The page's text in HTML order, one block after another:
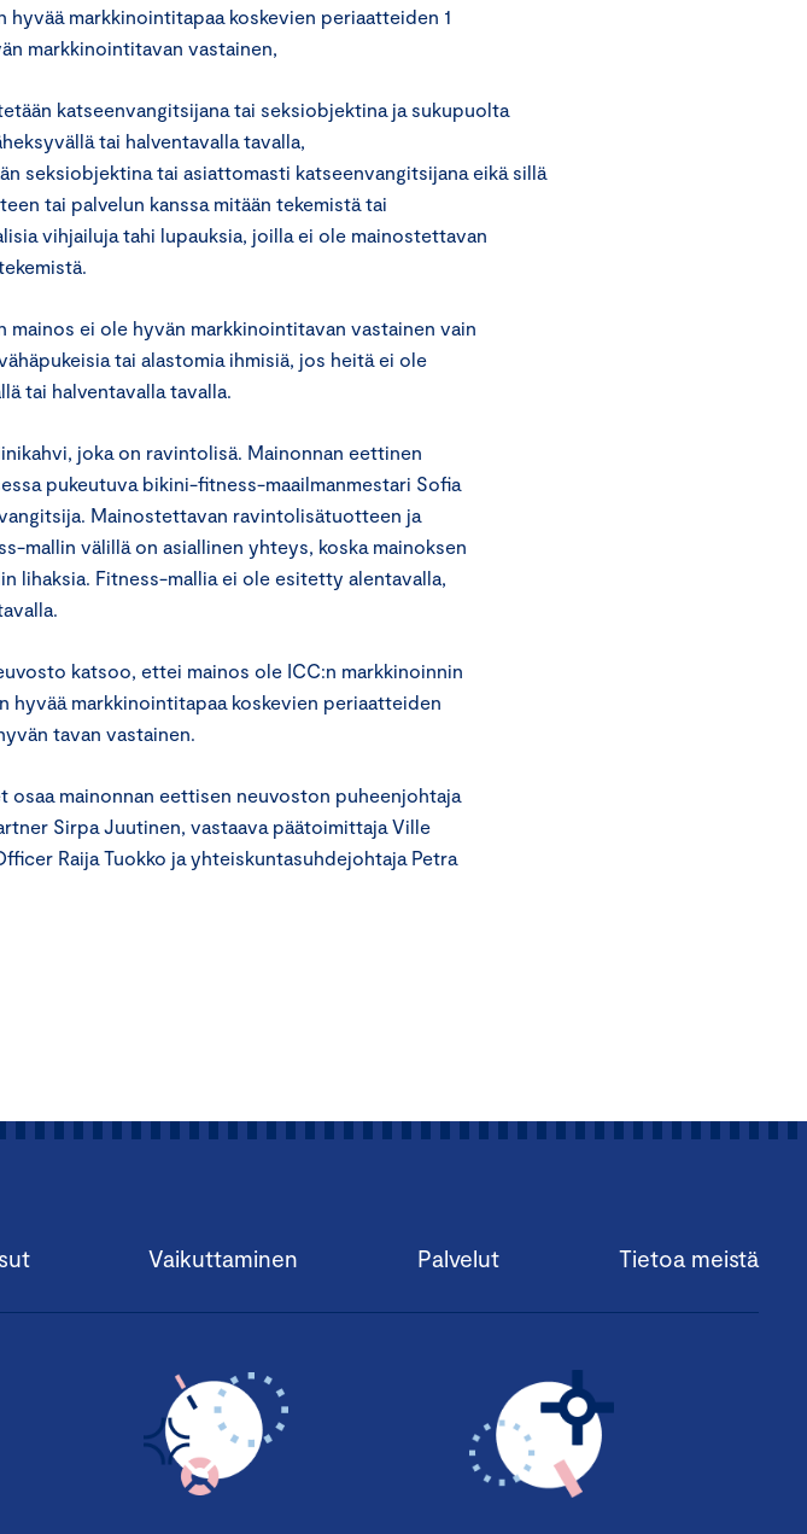
markkinointitapaa koskevien periaatteiden 1
markkinointitavan vastainen,
katseenvangitsijana tai seksiobjektina ja sukupuolta
tai halventavalla tavalla,
seksiobjektina tai asiattomasti katseenvangitsijana eikä sillä
tai palvelun kanssa mitään tekemistä tai
vihjailuja tahi lupauksia, joilla ei ole mainostettavan
mainos ei ole hyvän markkinointitavan vastainen vain
tai alastomia ihmisiä, jos heitä ei ole
tai halventavalla tavalla.
joka on ravintolisä. Mainonnan eettinen
pukeutuva bikini-fitness-maailmanmestari Sofia
Mainostettavan ravintolisätuotteen ja
mallin välillä on asiallinen yhteys, koska mainoksen
lihaksia. Fitness-mallia ei ole esitetty alentavalla,
katsoo, ettei mainos ole ICC:n markkinoinnin
hyvää markkinointitapaa koskevien periaatteiden
tavan vastainen.
mainonnan eettisen neuvoston puheenjohtaja
Sirpa Juutinen, vastaava päätoimittaja Ville
Raija Tuokko ja yhteiskuntasuhdejohtaja Petra
Vaikuttaminen Palvelut Tietoa meistä